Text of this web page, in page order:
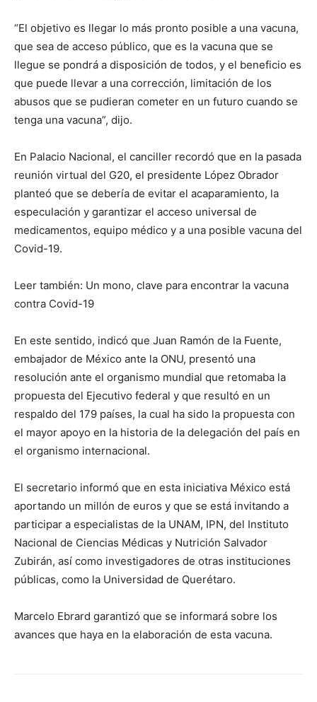
“El objetivo es llegar lo más pronto posible a una vacuna,
que sea de acceso público, que es la vacuna que se
llegue se pondrá a disposición de todos, y el beneficio es
que puede llevar a una corrección, limitación de los
abusos que se pudieran cometer en un futuro cuando se
tenga una vacuna”, dijo.
En Palacio Nacional, el canciller recordó que en la pasada
reunión virtual del G20, el presidente López Obrador
planteó que se debería de evitar el acaparamiento, la
especulación y garantizar el acceso universal de
medicamentos, equipo médico y a una posible vacuna del
Covid-19.
Leer también: Un mono, clave para encontrar la vacuna
contra Covid-19
En este sentido, indicó que Juan Ramón de la Fuente,
embajador de México ante la ONU, presentó una
resolución ante el organismo mundial que retomaba la
propuesta del Ejecutivo federal y que resultó en un
respaldo del 179 países, la cual ha sido la propuesta con
el mayor apoyo en la historia de la delegación del país en
el organismo internacional.
El secretario informó que en esta iniciativa México está
aportando un millón de euros y que se está invitando a
participar a especialistas de la UNAM, IPN, del Instituto
Nacional de Ciencias Médicas y Nutrición Salvador
Zubirán, así como investigadores de otras instituciones
públicas, como la Universidad de Querétaro.
Marcelo Ebrard garantizó que se informará sobre los
avances que haya en la elaboración de esta vacuna.